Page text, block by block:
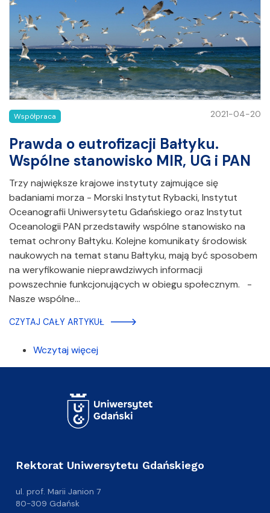
Współpraca 2021-04-20
Prawda o eutrofizacji Bałtyku.
Wspólne stanowisko MIR, UG i PAN
Trzy największe krajowe instytuty zajmujące się
badaniami morza - Morski Instytut Rybacki, Instytut
Oceanografii Uniwersytetu Gdańskiego oraz Instytut
Oceanologii PAN przedstawiły wspólne stanowisko na
temat ochrony Bałtyku. Kolejne komunikaty środowisk
naukowych na temat stanu Bałtyku, mają być sposobem
na weryfikowanie nieprawdziwych informacji
powszechnie funkcjonujących w obiegu społecznym. -
Nasze wspólne…
CZYTAJ CAŁY ARTYKUŁ
Wczytaj więcej
Rektorat Uniwersytetu Gdańskiego
ul. prof. Marii Janion 7
80-309 Gdańsk